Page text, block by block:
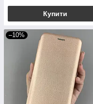
Купити
–10%